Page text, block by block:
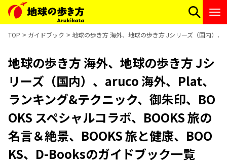
TOP ガイドブック 地球の歩き方 海外、地球の歩き方 Jシリーズ（国内）
地球の歩き方 海外、地球の歩き方 Jシ
リーズ（国内）、aruco 海外、Plat、
ランキング&テクニック、御朱印、BO
OKS スペシャルコラボ、BOOKS 旅の
名言＆絶景、BOOKS 旅と健康、BOO
KS、D-Booksのガイドブック一覧